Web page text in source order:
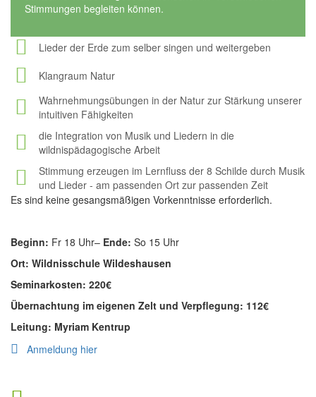
Stimmungen begleiten können.
Lieder der Erde zum selber singen und weitergeben
Klangraum Natur
Wahrnehmungsübungen in der Natur zur Stärkung unserer
intuitiven Fähigkeiten
die Integration von Musik und Liedern in die
wildnispädagogische Arbeit
Stimmung erzeugen im Lernfluss der 8 Schilde durch Musik
und Lieder - am passenden Ort zur passenden Zeit
Es sind keine gesangsmäßigen Vorkenntnisse erforderlich.
Beginn: Fr 18 Uhr– Ende: So 15 Uhr
Ort: Wildnisschule Wildeshausen
Seminarkosten: 220€
Übernachtung im eigenen Zelt und Verpflegung: 112€
Leitung: Myriam Kentrup
Anmeldung hier